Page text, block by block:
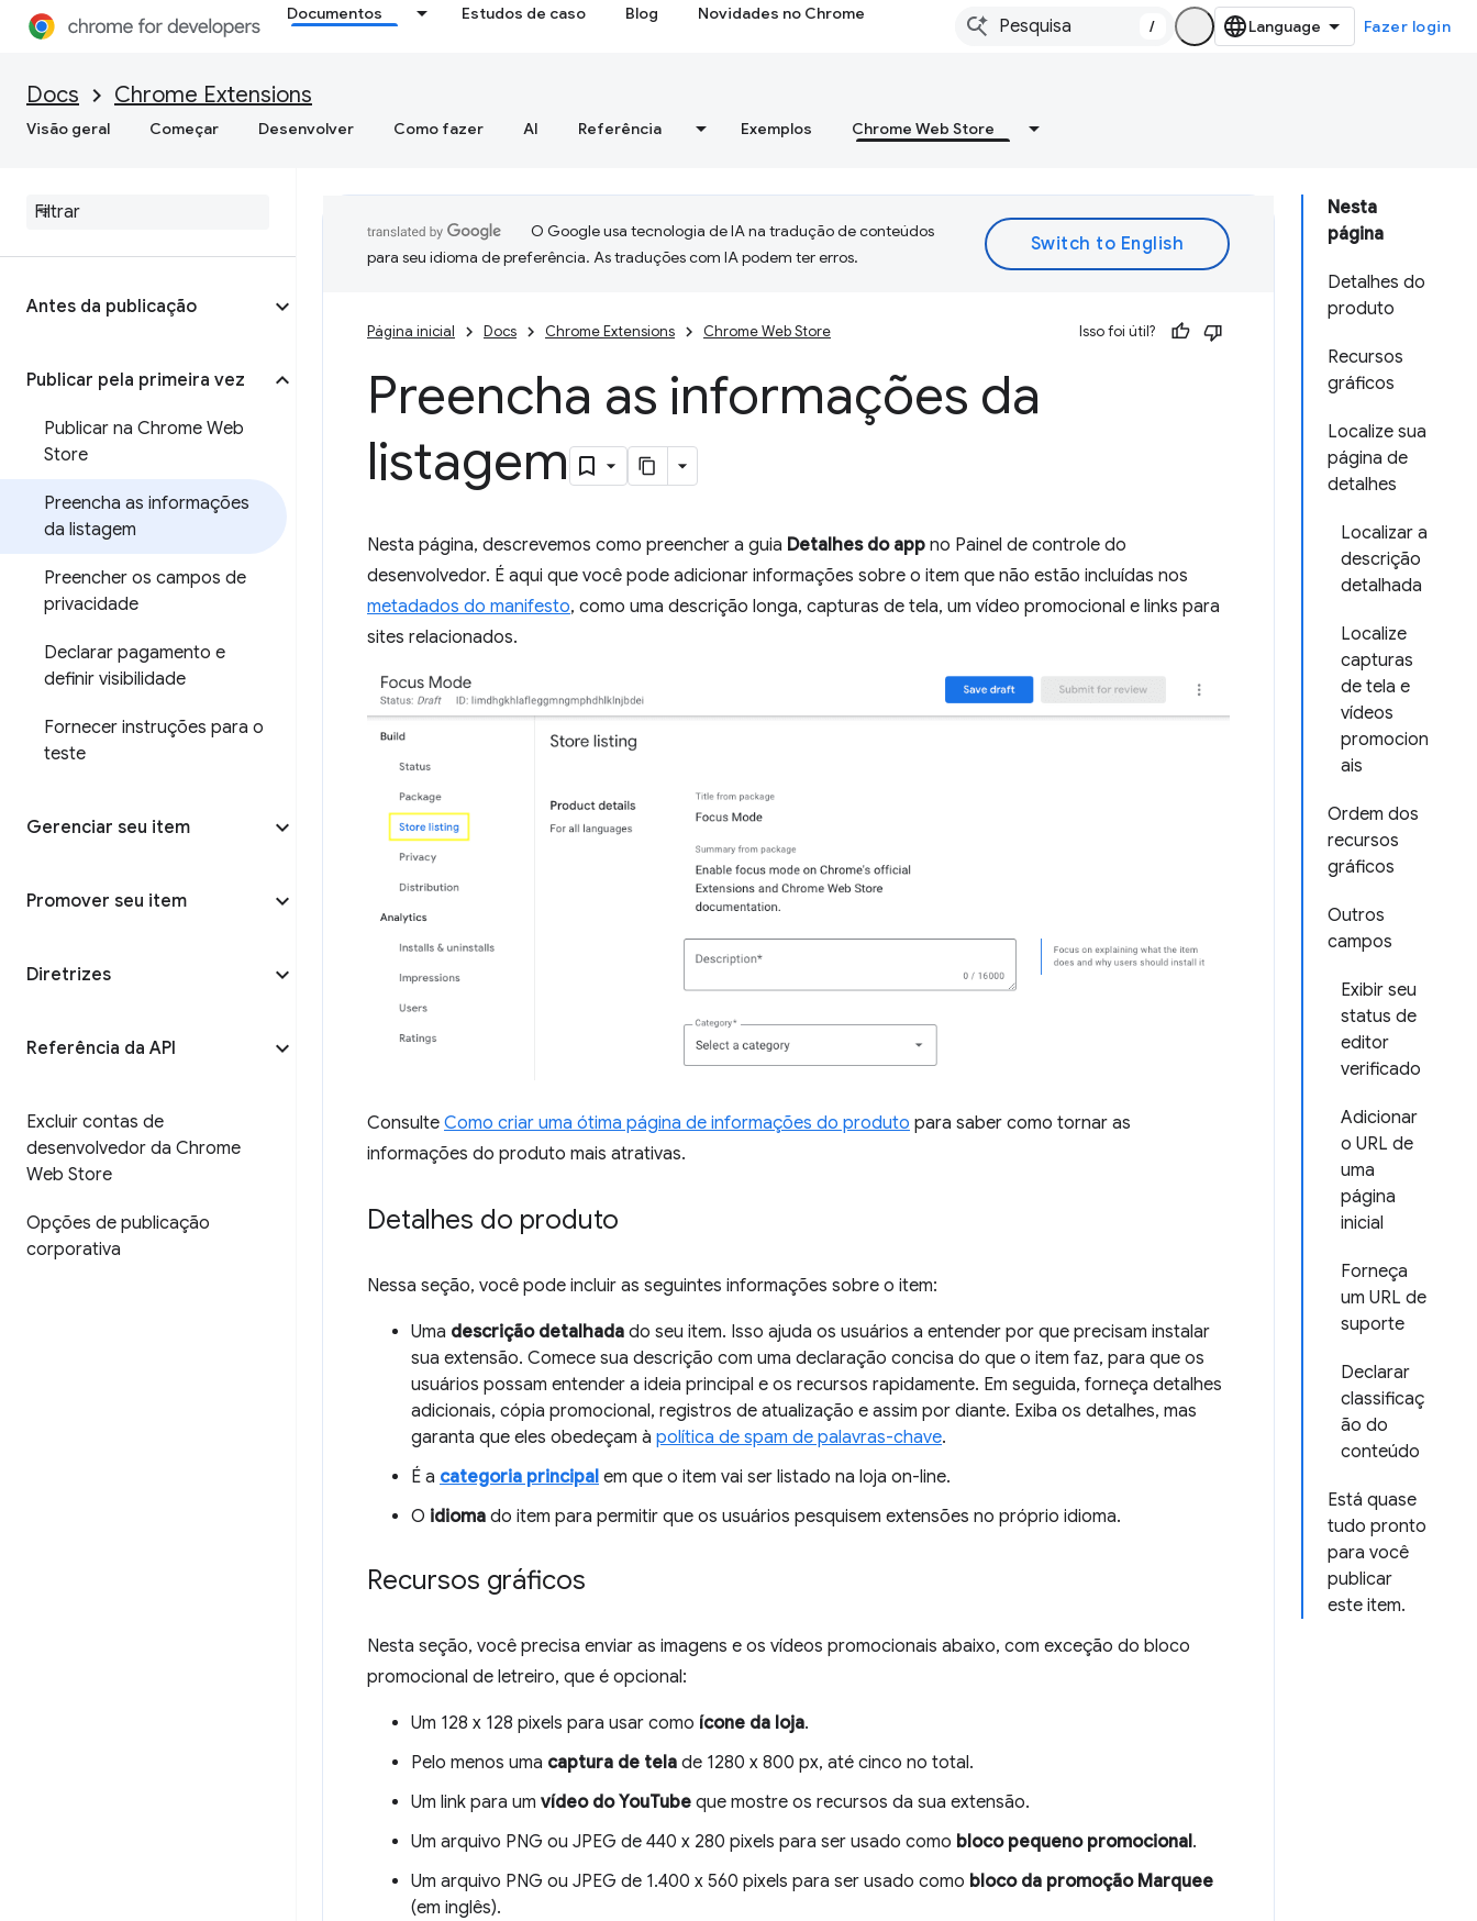
Documentos Estudos de caso Blog Novidades no Chrome
/ Fazer login
Docs Chrome Extensions
Visão geral Começar Desenvolver Como fazer AI Referência Exemplos Chrome Web Store
Antes da publicação
Publicar pela primeira vez
Publicar na Chrome Web
Store
Preencha as informações
da listagem
Preencher os campos de
privacidade
Declarar pagamento e
definir visibilidade
Fornecer instruções para o
teste
Gerenciar seu item
Promover seu item
Diretrizes
Referência da API
Excluir contas de
desenvolvedor da Chrome
Web Store
Opções de publicação
corporativa
Nesta
página
Detalhes do
produto
Recursos
gráficos
Localize sua
página de
detalhes
Localizar a
descrição
detalhada
Localize
capturas
de tela e
vídeos
promocion
ais
Ordem dos
recursos
gráficos
Outros
campos
Exibir seu
status de
editor
verificado
Adicionar
o URL de
uma
página
inicial
Forneça
um URL de
suporte
Declarar
classificaç
ão do
conteúdo
Está quase
tudo pronto
para você
publicar
este item.
O Google usa tecnologia de IA na tradução de conteúdos
para seu idioma de preferência. As traduções com IA podem ter erros.
Página inicial Docs Chrome Extensions Chrome Web Store Isso foi útil?
Preencha as informações da
listagem
Nesta página, descrevemos como preencher a guia Detalhes do app no Painel de controle do
desenvolvedor. É aqui que você pode adicionar informações sobre o item que não estão incluídas nos
metadados do manifesto, como uma descrição longa, capturas de tela, um vídeo promocional e links para
sites relacionados.
Consulte Como criar uma ótima página de informações do produto para saber como tornar as
informações do produto mais atrativas.
Detalhes do produto
Nessa seção, você pode incluir as seguintes informações sobre o item:
Uma descrição detalhada do seu item. Isso ajuda os usuários a entender por que precisam instalar
sua extensão. Comece sua descrição com uma declaração concisa do que o item faz, para que os
usuários possam entender a ideia principal e os recursos rapidamente. Em seguida, forneça detalhes
adicionais, cópia promocional, registros de atualização e assim por diante. Exiba os detalhes, mas
garanta que eles obedeçam à política de spam de palavras-chave.
É a categoria principal em que o item vai ser listado na loja on-line.
O idioma do item para permitir que os usuários pesquisem extensões no próprio idioma.
Recursos gráficos
Nesta seção, você precisa enviar as imagens e os vídeos promocionais abaixo, com exceção do bloco
promocional de letreiro, que é opcional:
Um 128 x 128 pixels para usar como ícone da loja.
Pelo menos uma captura de tela de 1280 x 800 px, até cinco no total.
Um link para um vídeo do YouTube que mostre os recursos da sua extensão.
Um arquivo PNG ou JPEG de 440 x 280 pixels para ser usado como bloco pequeno promocional.
Um arquivo PNG ou JPEG de 1.400 x 560 pixels para ser usado como bloco da promoção Marquee
(em inglês).